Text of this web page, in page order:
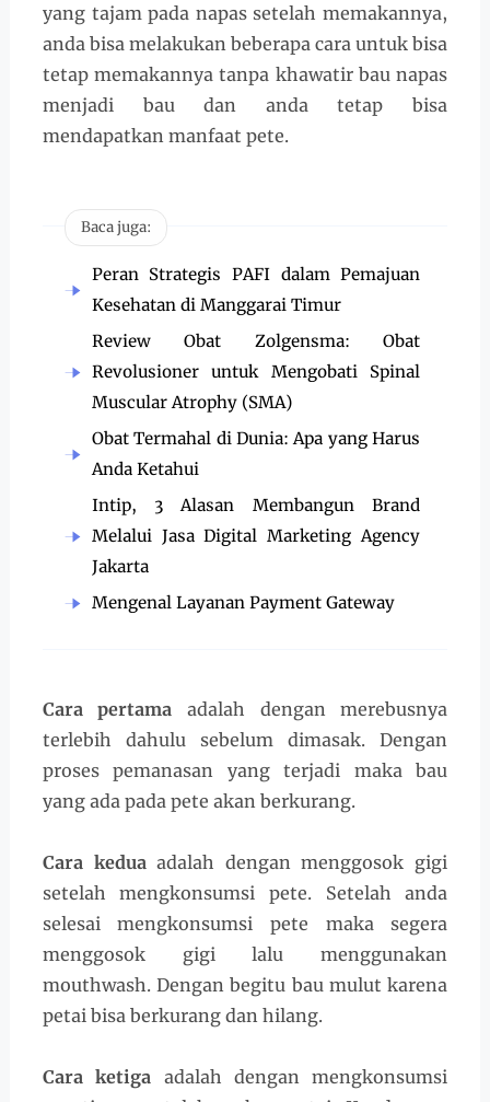
yang tajam pada napas setelah memakannya,
anda bisa melakukan beberapa cara untuk bisa
tetap memakannya tanpa khawatir bau napas
menjadi bau dan anda tetap bisa
mendapatkan manfaat pete.
Baca juga:
Peran Strategis PAFI dalam Pemajuan
Kesehatan di Manggarai Timur
Review Obat Zolgensma: Obat
Revolusioner untuk Mengobati Spinal
Muscular Atrophy (SMA)
Obat Termahal di Dunia: Apa yang Harus
Anda Ketahui
Intip, 3 Alasan Membangun Brand
Melalui Jasa Digital Marketing Agency
Jakarta
Mengenal Layanan Payment Gateway
Cara pertama adalah dengan merebusnya
terlebih dahulu sebelum dimasak. Dengan
proses pemanasan yang terjadi maka bau
yang ada pada pete akan berkurang.
Cara keduaadalah dengan menggosok gigi
setelah mengkonsumsi pete. Setelah anda
selesai mengkonsumsi pete maka segera
menggosok gigi lalu menggunakan
mouthwash. Dengan begitu bau mulut karena
petai bisa berkurang dan hilang.
Cara ketiga adalah dengan mengkonsumsi